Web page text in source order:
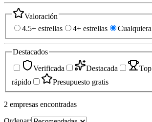
Valoración
4.5+ estrellas
4+ estrellas Cualquiera
Destacados
Verificada
Destacada Top
rápido
Presupuesto gratis
2 empresas encontradas